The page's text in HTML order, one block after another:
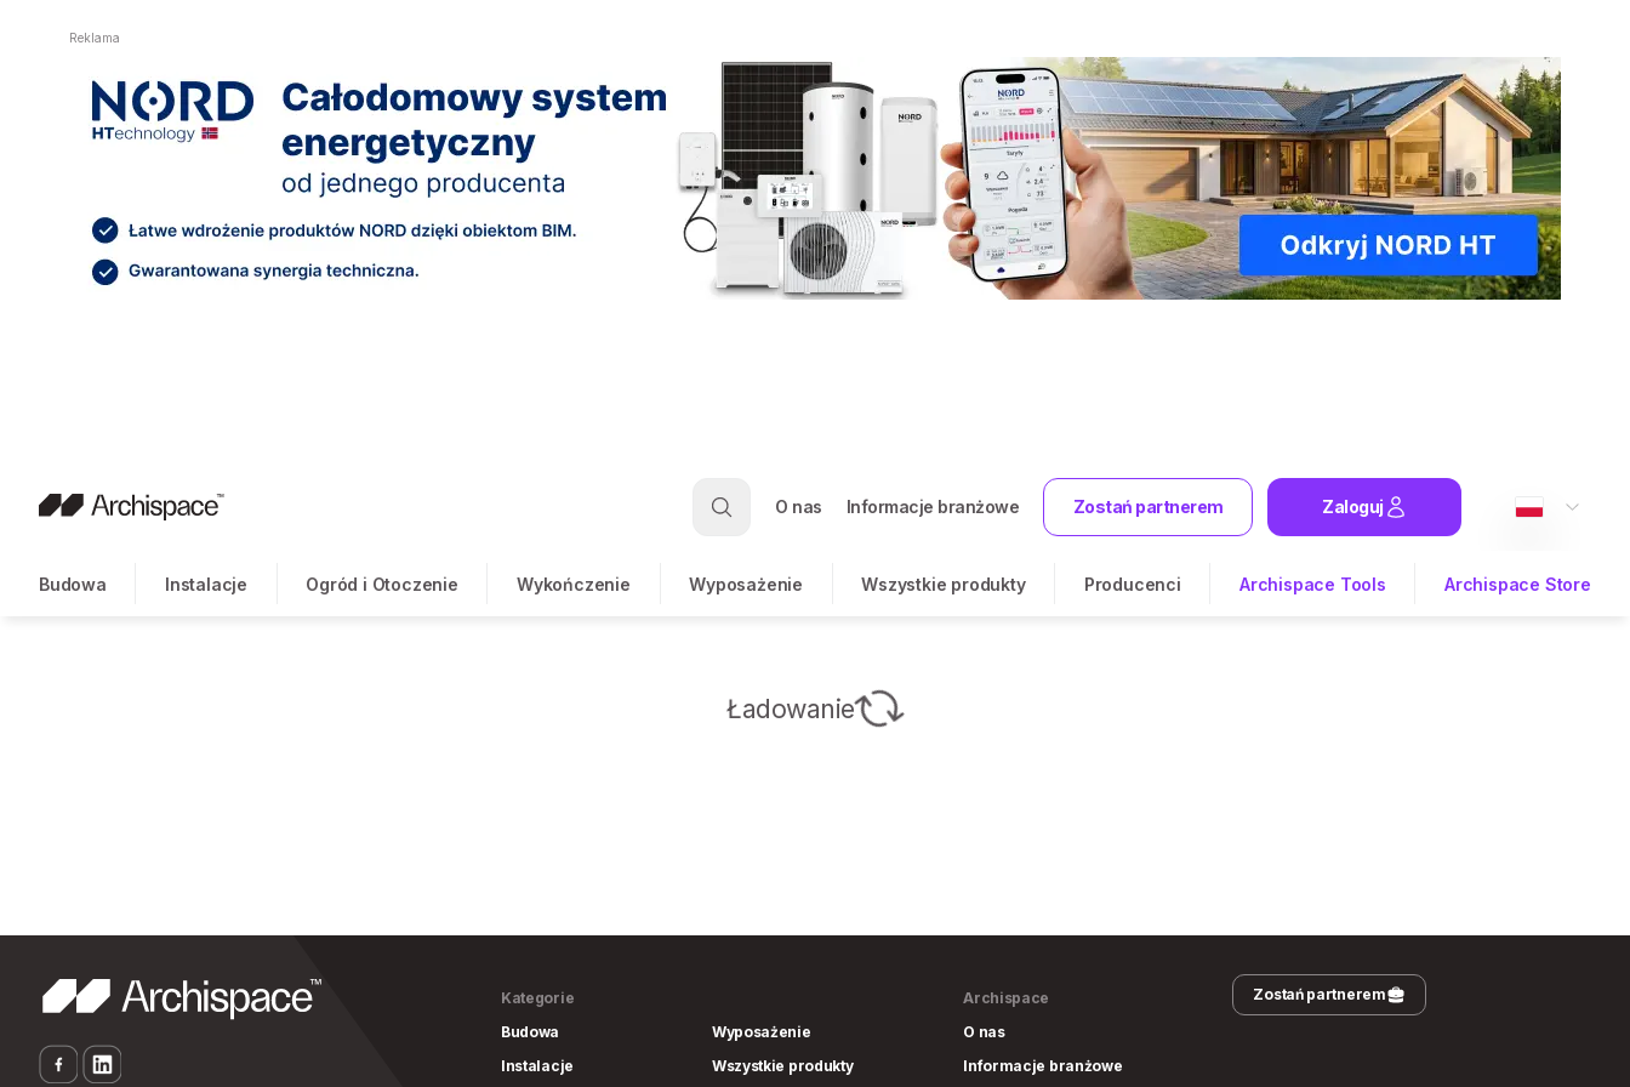
Reklama
O nas Informacje branżowe Zostań partnerem Zaloguj
Budowa Instalacje Ogród i Otoczenie Wykończenie Wyposażenie Wszystkie produkty Producenci Archispace Tools Archispace Store
Ładowanie
Kategorie
Budowa
Instalacje
Wyposażenie
Wszystkie produkty
Archispace
O nas
Informacje branżowe
Zostań partnerem